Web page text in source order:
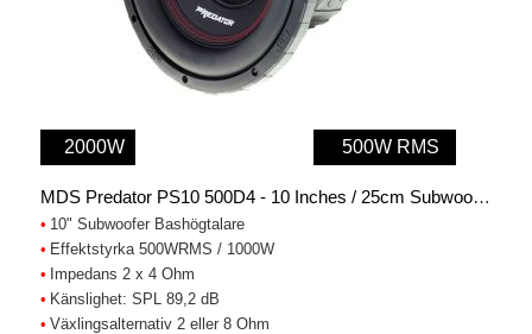
500W RMS
2000W
MDS Predator PS10 500D4 - 10 Inches / 25cm Subwoofer
10" Subwoofer Bashögtalare
Effektstyrka 500WRMS / 1000W
Impedans 2 x 4 Ohm
Känslighet: SPL 89,2 dB
Växlingsalternativ 2 eller 8 Ohm